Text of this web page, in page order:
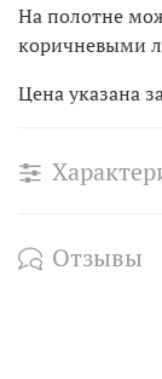
На полотне
коричневыми
Цена указана
Отзывы